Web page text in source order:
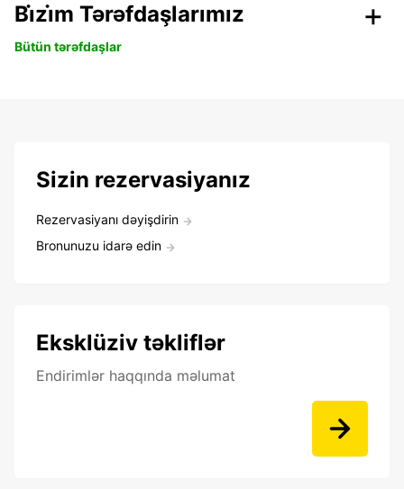
Bi̇zi̇m Tərəfdaşlarımız
Bütün tərəfdaşlar
Sizin rezervasiyanız
Rezervasiyanı dəyişdirin
Bronunuzu idarə edin
Eksklüziv təkliflər
Endirimlər haqqında məlumat